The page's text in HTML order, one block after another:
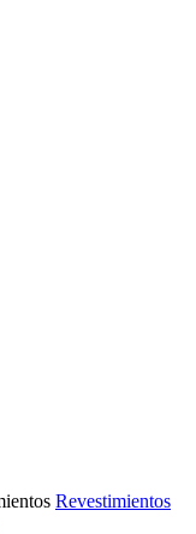
Revestimientos